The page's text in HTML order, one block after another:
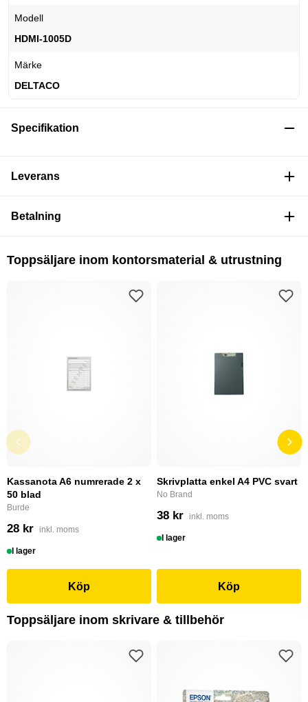
Modell
HDMI-1005D
Märke
DELTACO
Specifikation
Leverans
Betalning
Toppsäljare inom kontorsmaterial & utrustning
Kassanota A6 numrerade 2 x
50 blad
Burde
28 kr inkl. moms
I lager
Köp
Skrivplatta enkel A4 PVC svart
No Brand
38 kr inkl. moms
I lager
Köp
Toppsäljare inom skrivare & tillbehör